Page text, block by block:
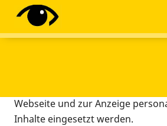
Diese Webseite setzt
Tracking-Tools ein. Dies
Webseite und zur Anzeige
Inhalte eingesetzt werden.